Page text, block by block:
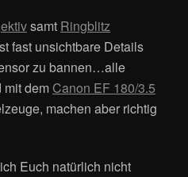
samt Ringblitz
fast unsichtbare Details
zu bannen…alle
mit dem Canon EF 180/3.5
machen aber richtig
Euch natürlich nicht